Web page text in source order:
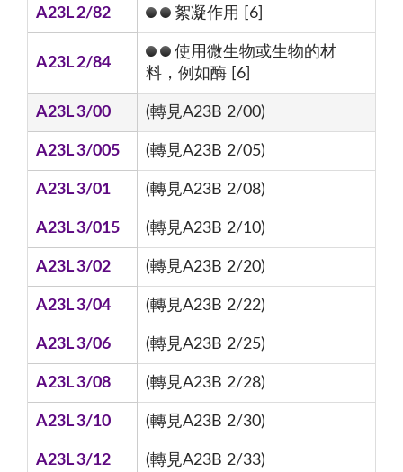
A23L 2/82 絮凝作用 [6]
A23L 2/84
使用微生物或生物的材
料，例如酶 [6]
A23L 3/00 (轉見A23B 2/00)
A23L 3/005 (轉見A23B 2/05)
A23L 3/01 (轉見A23B 2/08)
A23L 3/015 (轉見A23B 2/10)
A23L 3/02 (轉見A23B 2/20)
A23L 3/04 (轉見A23B 2/22)
A23L 3/06 (轉見A23B 2/25)
A23L 3/08 (轉見A23B 2/28)
A23L 3/10 (轉見A23B 2/30)
A23L 3/12 (轉見A23B 2/33)